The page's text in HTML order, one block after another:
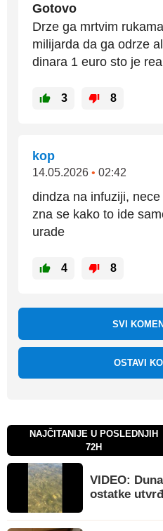
Gotovo
Drze ga mrtvim
milijarda da ga odrze
dinara 1 euro sto je
3 8
kop
14.05.2026 • 02:42
dindza na infuziji,
zna se kako to ide
urade
4 8
SVI
OSTAVI
NAJČITANIJE U POSLEDNJIH
72H
VIDEO:
ostatke